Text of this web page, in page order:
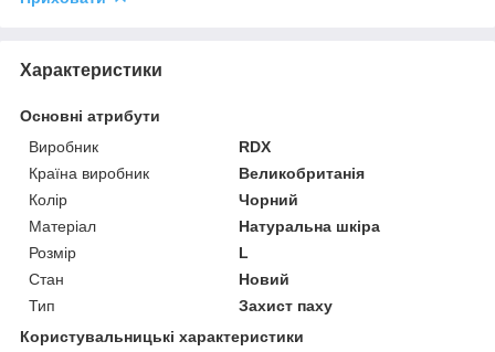
Характеристики
Основні атрибути
Виробник
RDX
Країна виробник
Великобританія
Колір
Чорний
Матеріал
Натуральна шкіра
Розмір
L
Стан
Новий
Тип
Захист паху
Користувальницькі характеристики